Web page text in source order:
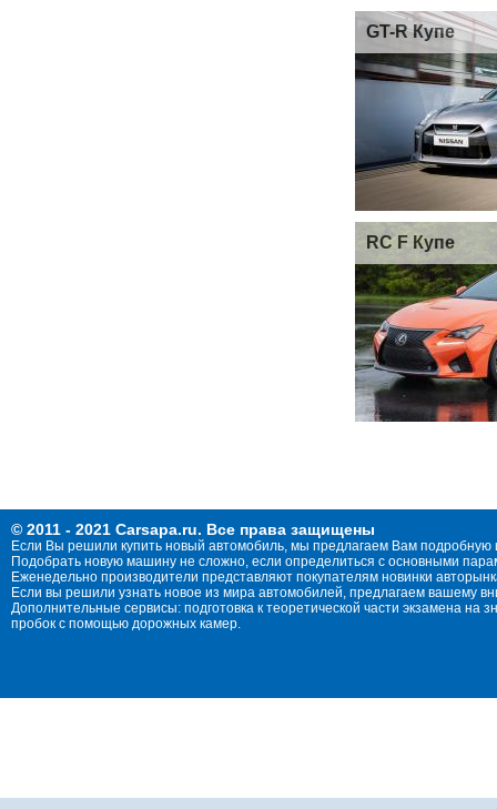
GT-R Купе
RC F Купе
© 2011 - 2021 Carsapa.ru. Все права защищены
Если Вы решили купить новый автомобиль, мы предлагаем Вам
Подобрать новую машину не сложно, если определиться с основными
Еженедельно производители представляют покупателям новинки
Если вы решили узнать новое из мира автомобилей, предлагаем вашему
Дополнительные сервисы: подготовка к теоретической части экзамена
пробок с помощью дорожных камер.